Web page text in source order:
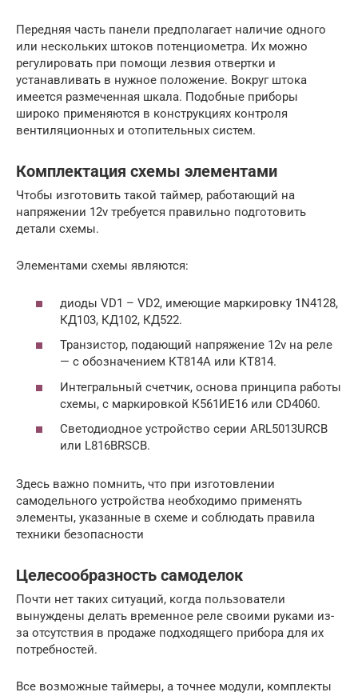
Передняя часть панели предполагает наличие одного
или нескольких штоков потенциометра. Их можно
регулировать при помощи лезвия отвертки и
устанавливать в нужное положение. Вокруг штока
имеется размеченная шкала. Подобные приборы
широко применяются в конструкциях контроля
вентиляционных и отопительных систем.
Комплектация схемы элементами
Чтобы изготовить такой таймер, работающий на
напряжении 12v требуется правильно подготовить
детали схемы.
Элементами схемы являются:
диоды VD1 – VD2, имеющие маркировку 1N4128,
КД103, КД102, КД522.
Транзистор, подающий напряжение 12v на реле
— с обозначением КТ814А или КТ814.
Интегральный счетчик, основа принципа работы
схемы, с маркировкой К561ИЕ16 или CD4060.
Светодиодное устройство серии ARL5013URCB
или L816BRSCB.
Здесь важно помнить, что при изготовлении
самодельного устройства необходимо применять
элементы, указанные в схеме и соблюдать правила
техники безопасности
Целесообразность самоделок
Почти нет таких ситуаций, когда пользователи
вынуждены делать временное реле своими руками из-
за отсутствия в продаже подходящего прибора для их
потребностей.
Все возможные таймеры, а точнее модули, комплекты